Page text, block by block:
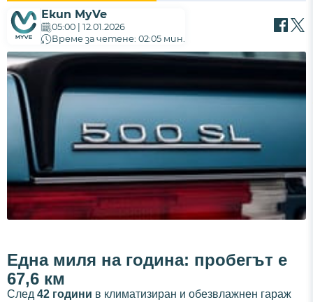
Екип MyVe
05:00 | 12.01.2026
Време за четене: 02:05 мин.
Една миля на година: пробегът е
67,6 км
След 42 години в климатизиран и обезвлажнен гараж